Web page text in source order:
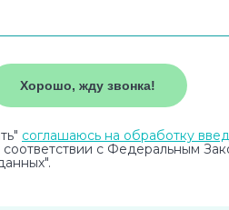
соглашаюсь на обработку
соответствии с Федеральным